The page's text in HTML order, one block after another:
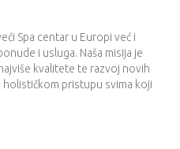
Spa centar u Europi već i
i usluga. Naša misija je
kvalitete te razvoj novih
pristupu svima koji